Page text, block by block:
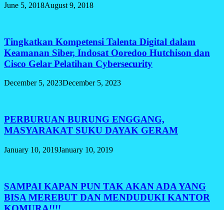
June 5, 2018August 9, 2018
Tingkatkan Kompetensi Talenta Digital dalam
Keamanan Siber, Indosat Ooredoo Hutchison dan
Cisco Gelar Pelatihan Cybersecurity
December 5, 2023December 5, 2023
PERBURUAN BURUNG ENGGANG,
MASYARAKAT SUKU DAYAK GERAM
January 10, 2019January 10, 2019
SAMPAI KAPAN PUN TAK AKAN ADA YANG
BISA MEREBUT DAN MENDUDUKI KANTOR